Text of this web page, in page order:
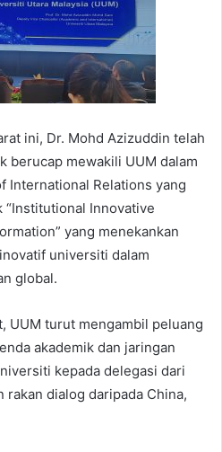
ini, Dr. Mohd Azizuddin telah
berucap mewakili UUM dalam
International Relations yang
Innovative
yang menekankan
universiti dalam
global.
UUM turut mengambil peluang
akademik dan jaringan
kepada delegasi dari
rakan dialog daripada China,